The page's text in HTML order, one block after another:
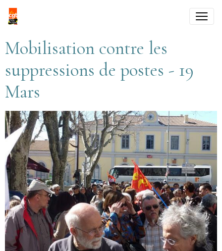
Mobilisation contre les
suppressions de postes - 19
Mars